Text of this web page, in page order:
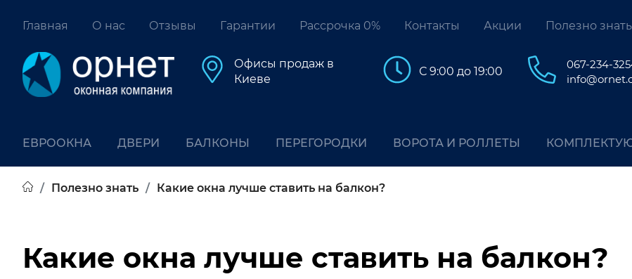
Главная О нас Отзывы Гарантии Рассрочка 0% Контакты Акции Полезно знать
Офисы продаж в
Киеве
С 9:00 до 19:00
067-234-
ЕВРООКНА ДВЕРИ БАЛКОНЫ ПЕРЕГОРОДКИ ВОРОТА И РОЛЛЕТЫ
Полезно знать Какие окна лучше ставить на балкон?
Какие окна лучше ставить на балкон?